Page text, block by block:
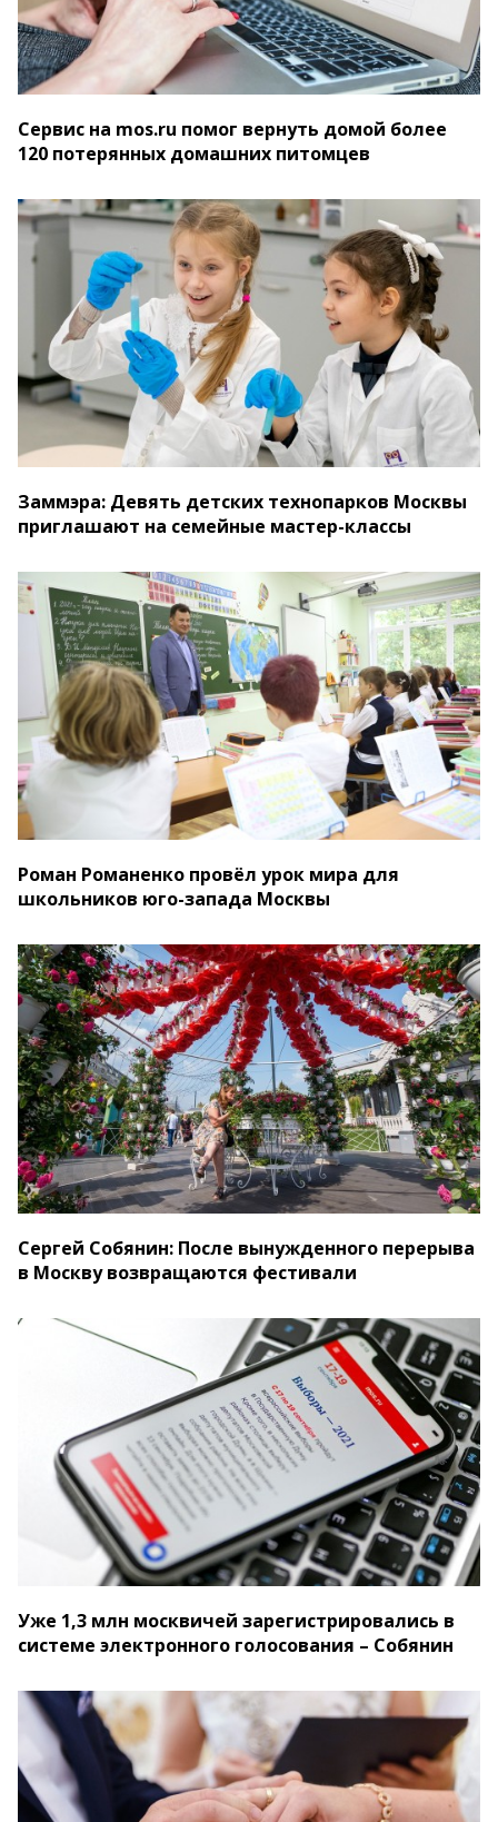
Сервис на mos.ru помог вернуть домой более
120 потерянных домашних питомцев
Заммэра: Девять детских технопарков Москвы
приглашают на семейные мастер-классы
Роман Романенко провёл урок мира для
школьников юго-запада Москвы
Сергей Собянин: После вынужденного перерыва
в Москву возвращаются фестивали
Уже 1,3 млн москвичей зарегистрировались в
системе электронного голосования – Собянин